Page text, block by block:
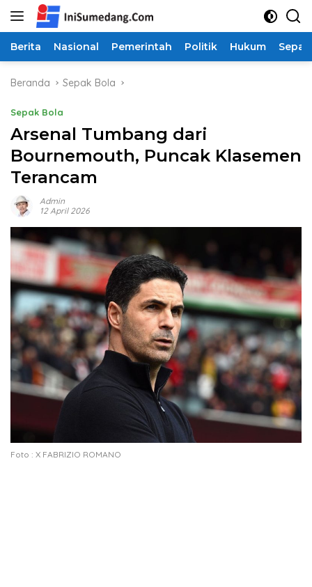
Langsung
Berita Nasional Pemerintah Politik Hukum
Beranda Sepak Bola
Sepak Bola
Arsenal Tumbang dari
Bournemouth, Puncak Klasemen
Terancam
Admin
12 April 2026
Foto : X FABRIZIO ROMANO